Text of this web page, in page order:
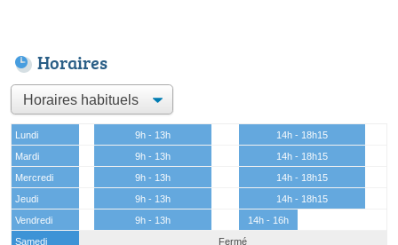
Horaires
Lundi 9h - 13h
14h - 18h15
Mardi
9h - 13h
14h - 18h15
Mercredi
9h - 13h
14h - 18h15
Jeudi
9h - 13h
14h - 18h15
Vendredi
9h - 13h
14h - 16h
Samedi
Fermé